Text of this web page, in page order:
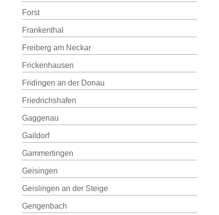
Forst
Frankenthal
Freiberg am Neckar
Frickenhausen
Fridingen an der Donau
Friedrichshafen
Gaggenau
Gaildorf
Gammertingen
Geisingen
Geislingen an der Steige
Gengenbach